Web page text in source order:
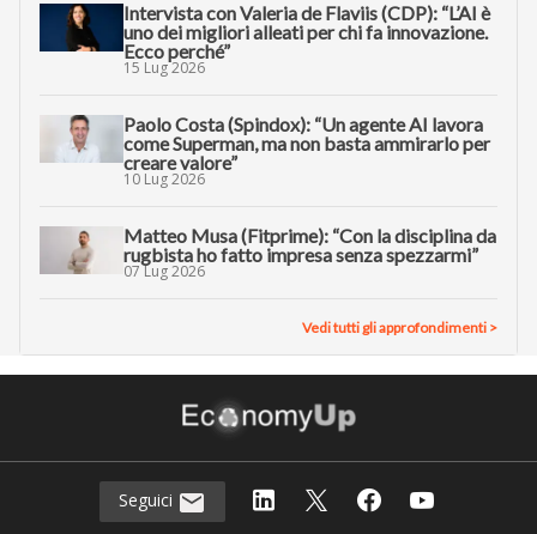
Intervista con Valeria de Flaviis (CDP): “L’AI è
uno dei migliori alleati per chi fa innovazione.
Ecco perché”
15 Lug 2026
Paolo Costa (Spindox): “Un agente AI lavora
come Superman, ma non basta ammirarlo per
creare valore”
10 Lug 2026
Matteo Musa (Fitprime): “Con la disciplina da
rugbista ho fatto impresa senza spezzarmi”
07 Lug 2026
Vedi tutti gli approfondimenti >
Seguici